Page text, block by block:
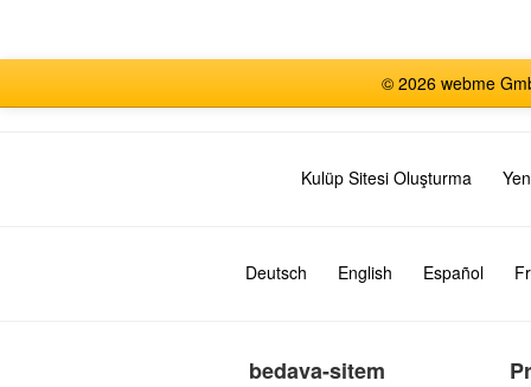
© 2026 webme
Kulüp Sitesi Oluşturma
Deutsch English Español
bedava-sitem